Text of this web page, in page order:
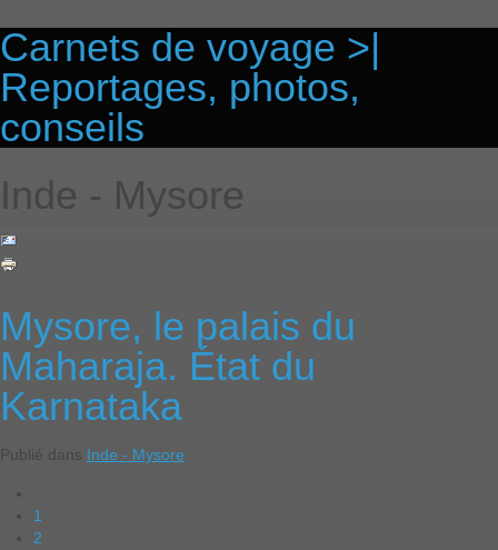
Carnets de voyage >|
Reportages, photos,
conseils
Inde - Mysore
Mysore, le palais du
Maharaja. État du
Karnataka
Publié dans Inde - Mysore
1
2